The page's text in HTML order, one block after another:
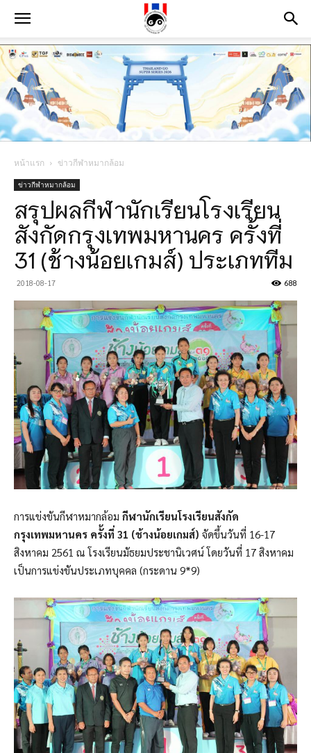
หน้าแรก ข่าวกีฬาหมากล้อม
ข่าวกีฬาหมากล้อม
สรุปผลกีฬานักเรียนโรงเรียน
สังกัดกรุงเทพมหานคร ครั้งที่
31 (ช้างน้อยเกมส์) ประเภททีม
2018-08-17 688
การแข่งขันกีฬาหมากล้อม กีฬานักเรียนโรงเรียนสังกัด
กรุงเทพมหานคร ครั้งที่ 31 (ช้างน้อยเกมส์) จัดขึ้นวันที่ 16-17
สิงหาคม 2561 ณ โรงเรียนมัธยมประชานิเวศน์ โดยวันที่ 17 สิงหาคม
เป็นการแข่งขันประเภทบุคคล (กระดาน 9*9)